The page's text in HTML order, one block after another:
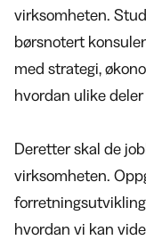
virksomheten.
børsnotert
med strategi,
hvordan ulike
Deretter skal de
virksomheten.
hvordan vi kan